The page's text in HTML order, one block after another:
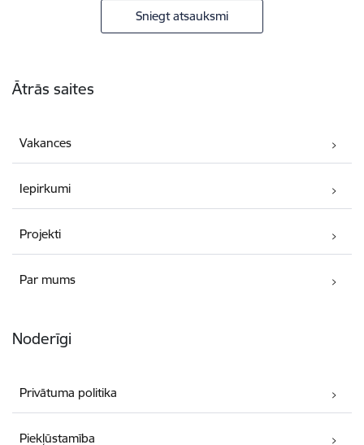
Sniegt atsauksmi
Ātrās saites
Vakances
Iepirkumi
Projekti
Par mums
Noderīgi
Privātuma politika
Piekļūstamība